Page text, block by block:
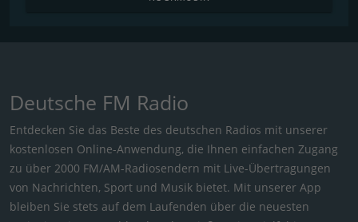
Deutsche FM Radio
Entdecken Sie das Beste des deutschen Radios mit unserer
kostenlosen Online-Anwendung, die Ihnen einfachen Zugang
zu über 2000 FM/AM-Radiosendern mit Live-Übertragungen
von Nachrichten, Sport und Musik bietet. Mit unserer App
bleiben Sie stets auf dem Laufenden über die neuesten